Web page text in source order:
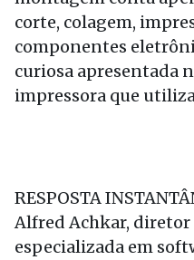
corte, colagem,
componentes
curiosa apresentada
impressora que
RESPOSTA
Alfred Achkar, diretor
especializada em